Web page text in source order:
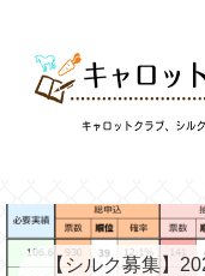
【シルク募集】